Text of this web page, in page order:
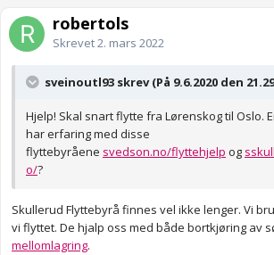
robertols
Skrevet2. mars 2022
sveinoutl93 skrev (På 9.6.2020 den
Hjelp! Skal snart flytte fra Lørenskog til Oslo.
har erfaring med disse
flyttebyråene svedson.no/flyttehjelp og
o/?
Skullerud Flyttebyrå finnes vel ikke lenger. Vi
vi flyttet. De hjalp oss med både bortkjøring av
mellomlagring.